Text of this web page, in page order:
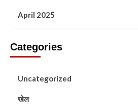
April 2025
Categories
Uncategorized
खेल